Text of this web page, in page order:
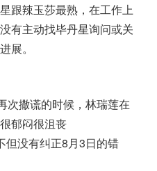
跟辣玉莎最熟，在工作上
有主动找毕丹星询问或关
展。
次撒谎的时候，林瑞莲在
郁闷很沮丧
但没有纠正8月3日的错